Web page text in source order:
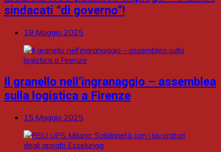
sindacati “di governo”!
19 Maggio 2025
Il granello nell’ingranaggio – assemblea
sulla logistica a Firenze
15 Maggio 2025